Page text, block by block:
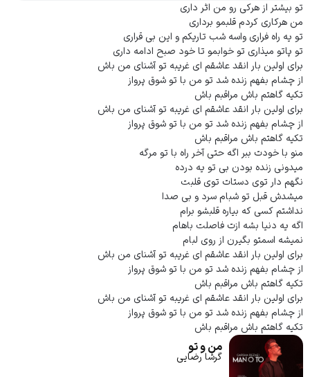
من و تو
گرشا رضایی
تو بیشتر از هرکی رو من اثر داری
من هرکاری کردم قلبمو برداری
تو یه راه فراری واسه شب تاریکم و این بی قراری
تو پاتو میذاری تو خوابمو تا خود صبح ادامه داری
برای اولین بار انقد عاشقم ای غریبه تو آشنای من باش
از چشام بفهم زنده شد تو من با تو شوق پرواز
تکیه گاهتم باش مراقبم باش
برای اولین بار انقد عاشقم ای غریبه تو آشنای من باش
از چشام بفهم زنده شد تو من با تو شوق پرواز
تکیه گاهتم باش مراقبم باش
منو با خودت ببر اگه حتی آخر راه با تو مرگه
میدونی زنده بودن بی تو یه درده
نگهم دار توی دستات توی قلبت
میشدش قبل تو شبام سرد و بی صدا
نداشتم کسی که بیاره قلبشو برام
اگه یه دنیا بشه ازت فاصلت باهام
نمیشه اسمتو بگیرن از روی لبام
برای اولین بار انقد عاشقم ای غریبه تو آشنای من باش
از چشام بفهم زنده شد تو من با تو شوق پرواز
تکیه گاهتم باش مراقبم باش
برای اولین بار انقد عاشقم ای غریبه تو آشنای من باش
از چشام بفهم زنده شد تو من با تو شوق پرواز
تکیه گاهتم باش مراقبم باش